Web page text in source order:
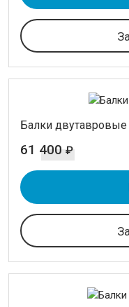
Балки
61 400 ₽